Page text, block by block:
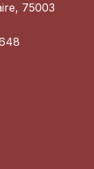
75003